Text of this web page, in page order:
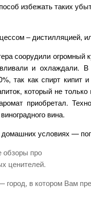
избежать таких
– дистилляцией,
соорудили огромный
и охлаждали.
так как спирт кипит
который не
приобретал.
вина.
условиях —
обзоры про
ценителей.
в котором Вам